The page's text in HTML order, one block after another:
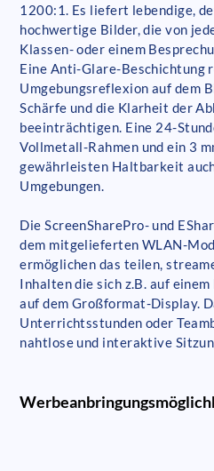
1200:1. Es liefert lebendige,
hochwertige Bilder, die von
Klassen- oder einem
Eine Anti-Glare-Beschichtung
Umgebungsreflexion auf dem
Schärfe und die Klarheit der
beeinträchtigen. Eine 24-
Vollmetall-Rahmen und ein 3
gewährleisten Haltbarkeit
Umgebungen.
Die ScreenSharePro- und
dem mitgelieferten WLAN-
ermöglichen das teilen,
Inhalten die sich z.B. auf
auf dem Großformat-Display.
Unterrichtsstunden oder
nahtlose und interaktive